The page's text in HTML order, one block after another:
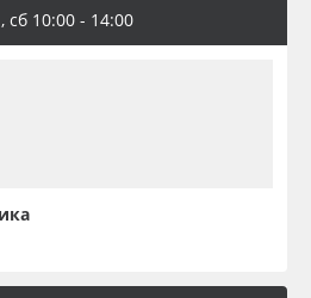
сб 10:00 - 14:00